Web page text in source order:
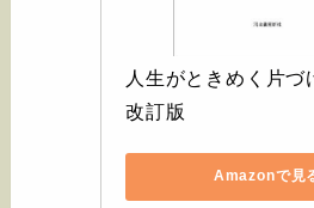
人生がときめく片
改訂版
Amazonで見